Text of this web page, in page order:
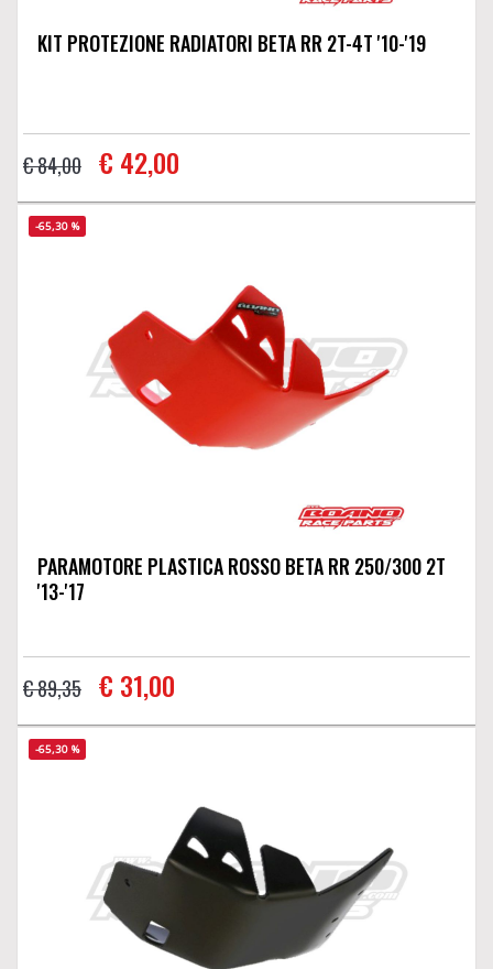
KIT PROTEZIONE RADIATORI BETA RR 2T-4T '10-'19
€ 84,00 € 42,00
-65,30 %
PARAMOTORE PLASTICA ROSSO BETA RR 250/300 2T
'13-'17
€ 89,35 € 31,00
-65,30 %